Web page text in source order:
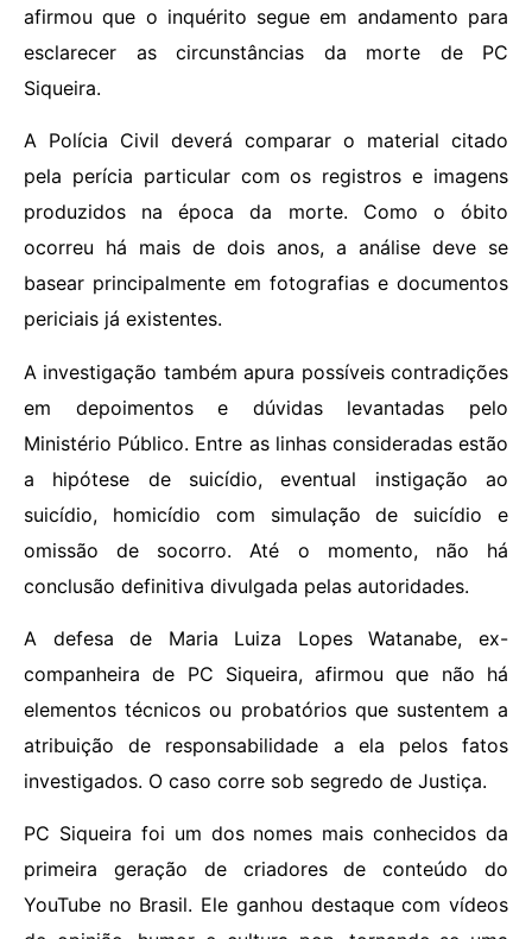
afirmou que o inquérito segue em andamento para
esclarecer as circunstâncias da morte de PC
Siqueira.
A Polícia Civil deverá comparar o material citado
pela perícia particular com os registros e imagens
produzidos na época da morte. Como o óbito
ocorreu há mais de dois anos, a análise deve se
basear principalmente em fotografias e documentos
periciais já existentes.
A investigação também apura possíveis contradições
em depoimentos e dúvidas levantadas pelo
Ministério Público. Entre as linhas consideradas estão
a hipótese de suicídio, eventual instigação ao
suicídio, homicídio com simulação de suicídio e
omissão de socorro. Até o momento, não há
conclusão definitiva divulgada pelas autoridades.
A defesa de Maria Luiza Lopes Watanabe, ex-
companheira de PC Siqueira, afirmou que não há
elementos técnicos ou probatórios que sustentem a
atribuição de responsabilidade a ela pelos fatos
investigados. O caso corre sob segredo de Justiça.
PC Siqueira foi um dos nomes mais conhecidos da
primeira geração de criadores de conteúdo do
YouTube no Brasil. Ele ganhou destaque com vídeos